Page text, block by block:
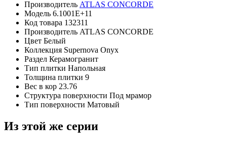
Производитель ATLAS CONCORDE
Модель 6.1001E+11
Код товара 132311
Производитель ATLAS CONCORDE
Цвет Белый
Коллекция Supernova Onyx
Раздел Керамогранит
Тип плитки Напольная
Толщина плитки 9
Вес в кор 23.76
Структура поверхности Под мрамор
Тип поверхности Матовый
Из этой же серии